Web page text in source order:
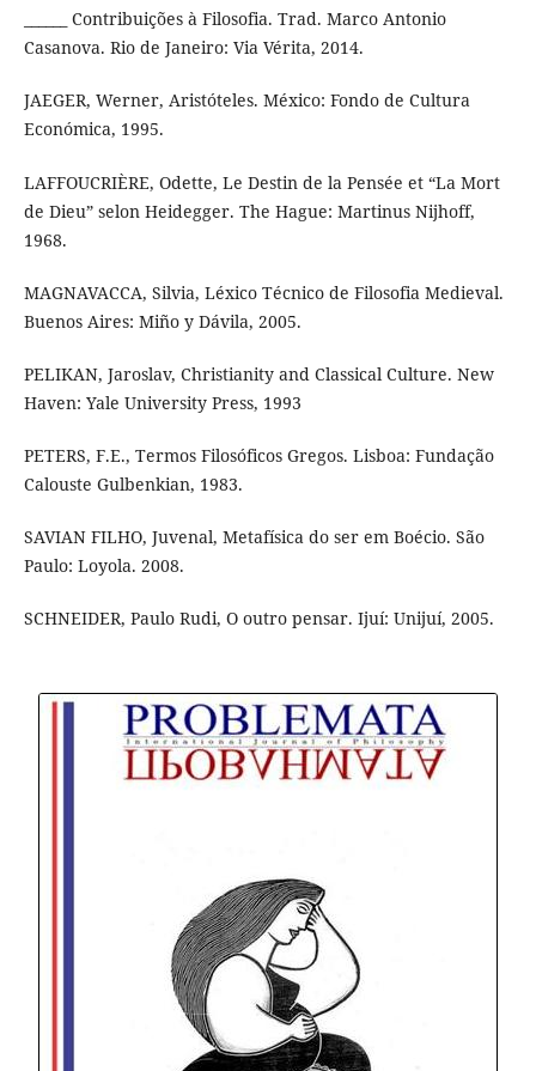
______ Contribuições à Filosofia. Trad. Marco Antonio
Casanova. Rio de Janeiro: Via Vérita, 2014.
JAEGER, Werner, Aristóteles. México: Fondo de Cultura
Económica, 1995.
LAFFOUCRIÈRE, Odette, Le Destin de la Pensée et “La Mort
de Dieu” selon Heidegger. The Hague: Martinus Nijhoff,
1968.
MAGNAVACCA, Silvia, Léxico Técnico de Filosofia Medieval.
Buenos Aires: Miño y Dávila, 2005.
PELIKAN, Jaroslav, Christianity and Classical Culture. New
Haven: Yale University Press, 1993
PETERS, F.E., Termos Filosóficos Gregos. Lisboa: Fundação
Calouste Gulbenkian, 1983.
SAVIAN FILHO, Juvenal, Metafísica do ser em Boécio. São
Paulo: Loyola. 2008.
SCHNEIDER, Paulo Rudi, O outro pensar. Ijuí: Unijuí, 2005.